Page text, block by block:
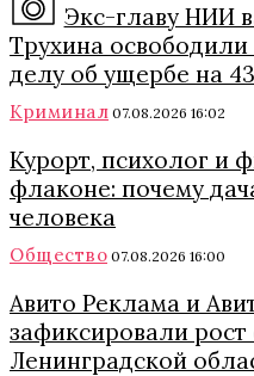
Экс-главу НИИ
Трухина
делу об ущербе на
Криминал 07.08.2026 16:02
Курорт, психолог и
флаконе: почему
человека
Общество 07.08.2026 16:00
Авито Реклама и
зафиксировали
Ленинградской